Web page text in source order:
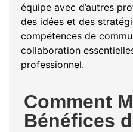
équipe avec d’autres
des idées et des
compétences de
collaboration
professionnel.
Comment
Bénéfices